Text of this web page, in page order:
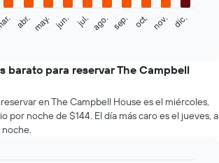
abr. may. jun. jul. ago. sep. oct. nov. dic.
barato para reservar The Campbell
en The Campbell House es el miércoles,
por noche de $144. El día más caro es el jueves, a